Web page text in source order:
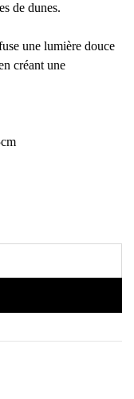
de dunes.
une lumière douce
créant une